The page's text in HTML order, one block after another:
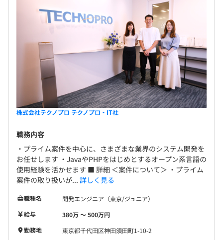
株式会社テクノプロ テクノプロ・IT社
職務内容
・プライム案件を中心に、さまざまな業界のシステム開発を
お任せします ・JavaやPHPをはじめとするオープン系言語の
使用経験を活かせます ■ 詳細 ＜案件について＞ ・プライム
案件の取り扱いが... 詳しく見る
職種名
開発エンジニア（東京/ジュニア）
給与
380万 〜 500万円
勤務地
東京都千代田区神田須田町1-10-2